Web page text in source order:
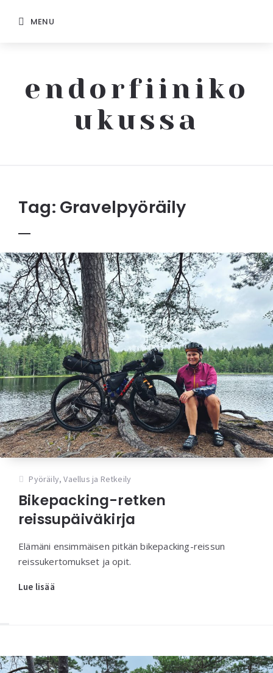
MENU
endorfiiniko
ukussa
Tag: Gravelpyöräily
Pyöräily,Vaellus ja Retkeily
Bikepacking-retken
reissupäiväkirja
Elämäni ensimmäisen pitkän bikepacking-reissun
reissukertomukset ja opit.
Lue lisää